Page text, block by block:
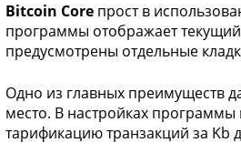
Bitcoin Core прост в
программы отображает
предусмотрены отдельные
Одно из главных преимуществ
место. В настройках программы
тарификацию транзакций за Kb